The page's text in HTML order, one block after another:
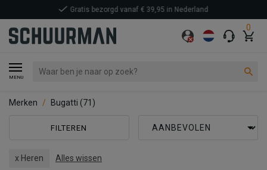
0
MENU
Merken Bugatti (71)
FILTEREN
x Heren Alles wissen